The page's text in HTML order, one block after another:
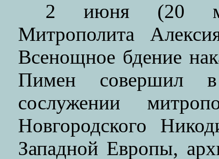
2 июня (20
Митрополита
Всенощное бдение
Пимен совершил
сослужении
Новгородского
Западной Европы,